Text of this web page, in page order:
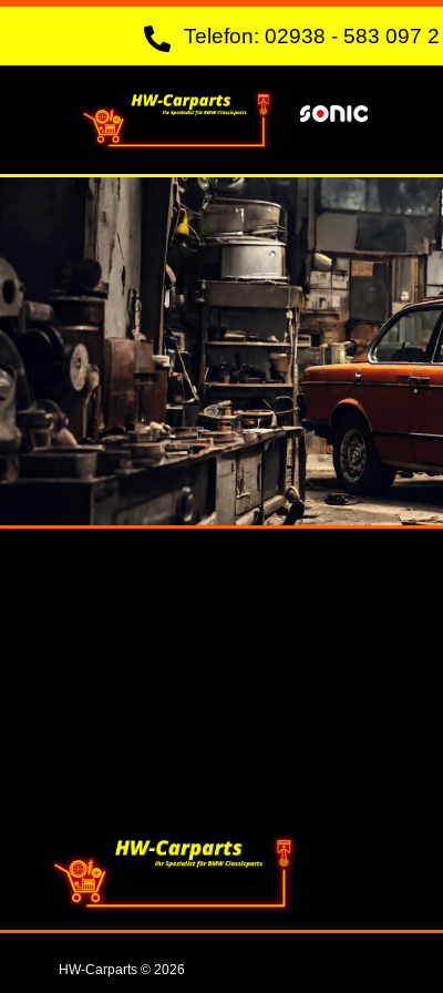
Skip
content
Telefon: 02938 - 583 097 2
HW-Carparts © 2026